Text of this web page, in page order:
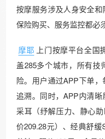
按摩服务涉及人身安全和
保险购买、服务监控都必
摩耶 上门按摩平台全国
盖285多个城市，所有技
险。用户通过APP下单
追溯。同时，APP内清
采耳（纾解压力、静心
价209.28元）、经典舒